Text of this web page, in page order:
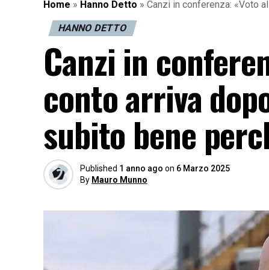
Home » Hanno Detto » Canzi in conferenza: «Voto
HANNO DETTO
Canzi in
conto arriva
subito bene
Published 1 anno ago on 6 Marzo 2025
By Mauro Munno